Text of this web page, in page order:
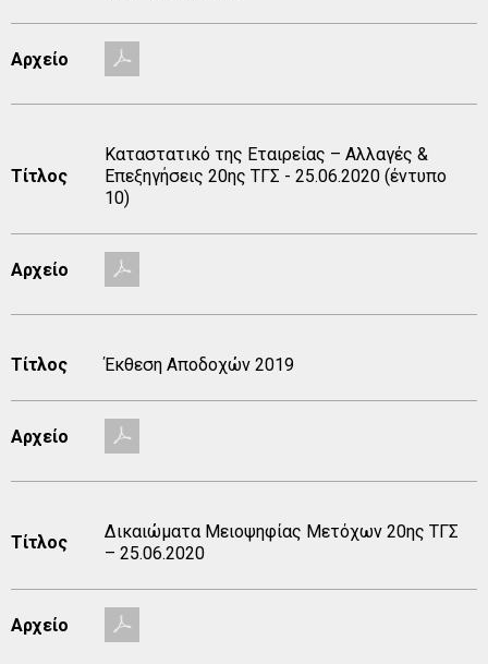
Αρχείο
Τίτλος
Καταστατικό της Εταιρείας – Αλλαγές &
Επεξηγήσεις 20ης ΤΓΣ - 25.06.2020 (έντυπο
10)
Αρχείο
Τίτλος Έκθεση Αποδοχών 2019
Αρχείο
Τίτλος
Δικαιώματα Μειοψηφίας Μετόχων 20ης TΓΣ
– 25.06.2020
Αρχείο